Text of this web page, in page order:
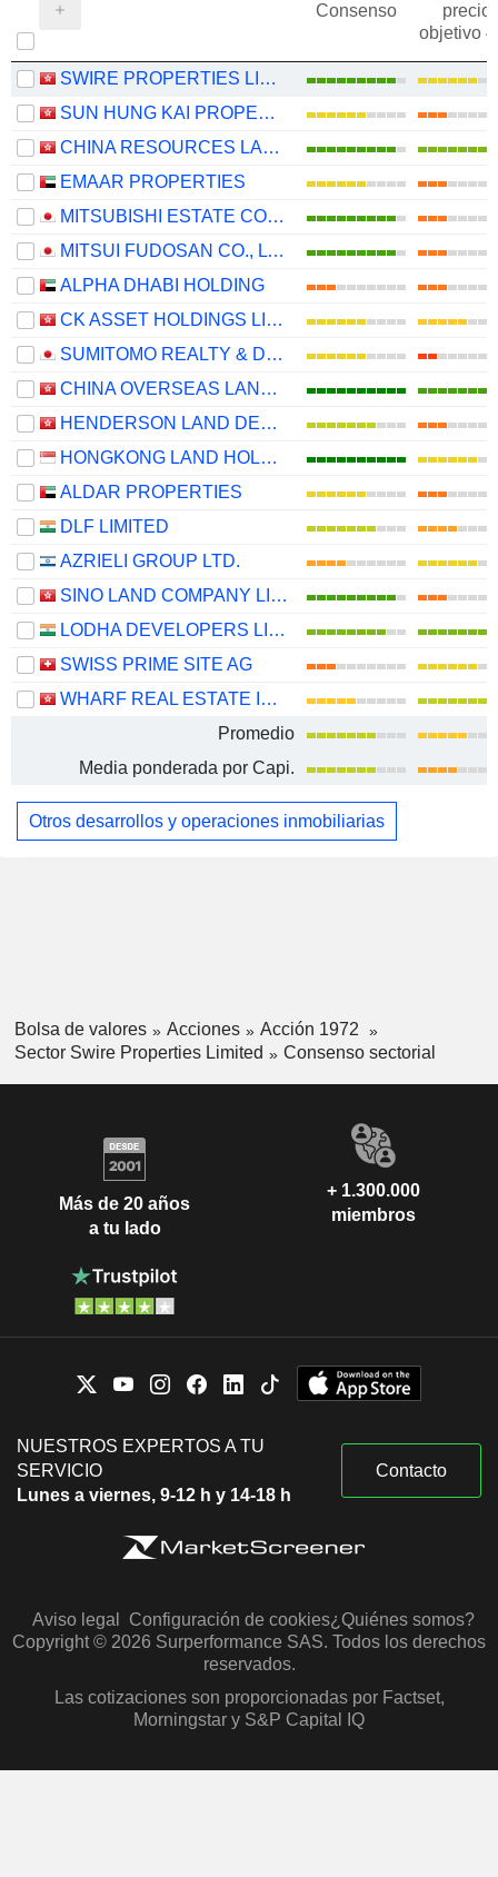
Consenso
precio
objetivo
SWIRE PROPERTIES LIMITED
SUN HUNG KAI PROPERTIES LIMITED
CHINA RESOURCES LAND LIMITED
EMAAR PROPERTIES
MITSUBISHI ESTATE CO., LTD.
MITSUI FUDOSAN CO., LTD.
ALPHA DHABI HOLDING
CK ASSET HOLDINGS LIMITED
SUMITOMO REALTY & DEVELOPMENT CO., LTD.
CHINA OVERSEAS LAND & INVESTMENT LIMITED
HENDERSON LAND DEVELOPMENT COMPANY LIMITED
HONGKONG LAND HOLDINGS LIMITED
ALDAR PROPERTIES
DLF LIMITED
AZRIELI GROUP LTD.
SINO LAND COMPANY LIMITED
LODHA DEVELOPERS LIMITED
SWISS PRIME SITE AG
WHARF REAL ESTATE INVESTMENT COMPANY LIMITED
Promedio
Media ponderada por Capi.
Otros desarrollos y operaciones inmobiliarias
Bolsa de valores Acciones
Acción 1972
Sector Swire Properties Limited
Consenso sectorial
Más de 20 años
a tu lado
+ 1.300.000
miembros
NUESTROS EXPERTOS A TU
SERVICIO
Lunes a viernes, 9-12 h y 14-18 h
Contacto
Aviso legal Configuración de cookies¿Quiénes somos?
Copyright © 2026 Surperformance SAS. Todos los derechos
reservados.
Las cotizaciones son proporcionadas por Factset,
Morningstar y S&P Capital IQ